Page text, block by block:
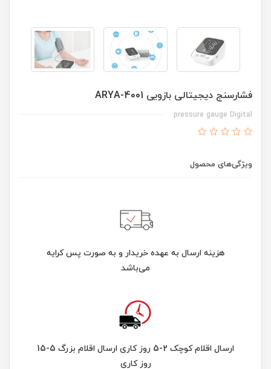
فشارسنج دیجیتالی بازویی ARYA-4001
pressure gauge Digital
ویژگی‌های محصول
هزینه ارسال به عهده خریدار و به صورت پس کرایه
می‌باشد
ارسال اقلام کوچک 2-5 روز کاری ارسال اقلام بزرگ 5-15
روز کاری